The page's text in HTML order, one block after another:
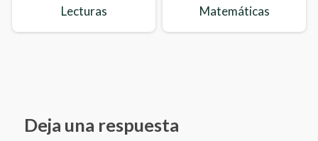
Lecturas Matemáticas
Deja una respuesta